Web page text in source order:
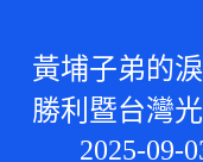
黃埔子弟的
勝利暨台灣
2025-09-